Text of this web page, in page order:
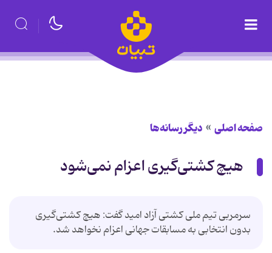
صفحه اصلی دیگر رسانه‌ها
هیچ کشتی‌گیری اعزام نمی‌شود
سرمربی تیم ملی کشتی آزاد امید گفت: هیچ کشتی‌گیری
بدون انتخابی به مسابقات جهانی اعزام نخواهد شد.